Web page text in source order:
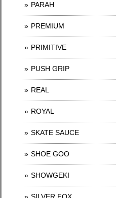
PARAH
PREMIUM
PRIMITIVE
PUSH GRIP
REAL
ROYAL
SKATE SAUCE
SHOE GOO
SHOWGEKI